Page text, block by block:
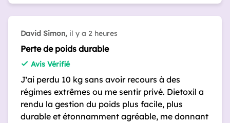
David Simon, il y a 2 heures
Perte de poids durable
Avis Vérifié
J'ai perdu 10 kg sans avoir recours à des
régimes extrêmes ou me sentir privé. Dietoxil a
rendu la gestion du poids plus facile, plus
durable et étonnamment agréable, me donnant